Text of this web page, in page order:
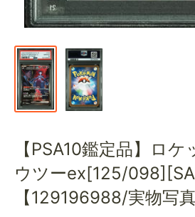
【PSA10鑑定品】ロ
ウツーex[125/
【129196988/実物写真